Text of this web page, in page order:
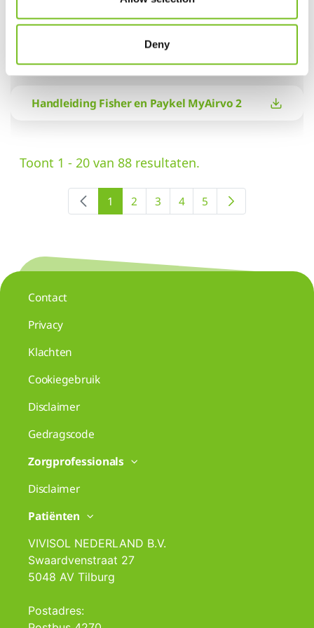
Deny
Handleiding DreamMapper
Handleiding Fisher en Paykel MyAirvo 2
Toont 1 - 20 van 88 resultaten.
1 2 3 4 5
Contact
Privacy
Klachten
Cookiegebruik
Disclaimer
Gedragscode
Zorgprofessionals
Disclaimer
Patiënten
VIVISOL NEDERLAND B.V.
Swaardvenstraat 27
5048 AV Tilburg
Postadres: